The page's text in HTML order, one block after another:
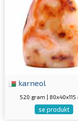
karneol
520 gram | 80x40x115
se produkt